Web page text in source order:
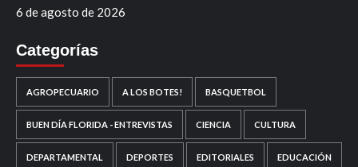
6 de agosto de 2026
Categorías
AGROPECUARIO A LOS BOTES! BASQUETBOL
BUEN DÍA FLORIDA - ENTREVISTAS CIENCIA CULTURA
DEPARTAMENTAL DEPORTES EDITORIALES EDUCACIÓN